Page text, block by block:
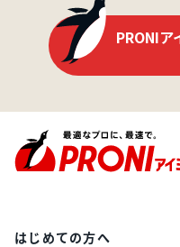
PRONIア
はじめての方へ